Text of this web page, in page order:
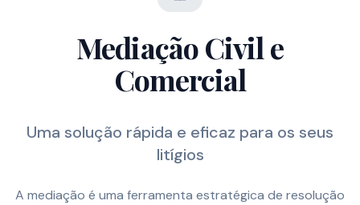
Mediação Civil e
Comercial
Uma solução rápida e eficaz para os seus
litígios
A mediação é uma ferramenta estratégica de resolução